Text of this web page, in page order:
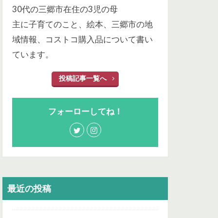
30代の三郷市在住の3児の母
主に子育てのこと、絵本、三郷市の地
域情報、コストコ購入品について書い
ています。
投稿記事一覧へ
フォーローしてね！
最近の投稿